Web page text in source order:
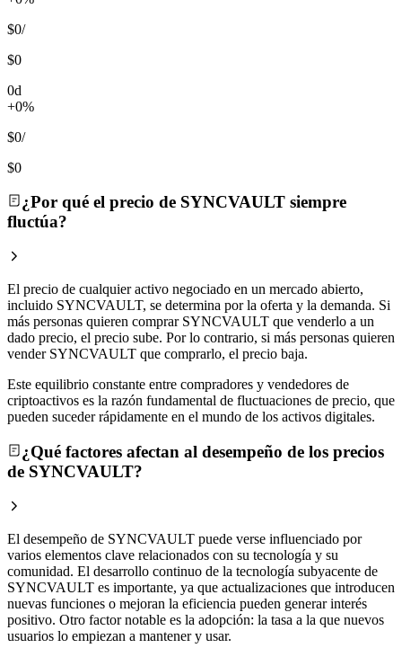
$0/
$0
0d
+0%
$0/
$0
¿Por qué el precio de SYNCVAULT siempre
fluctúa?
El precio de cualquier activo negociado en un mercado abierto,
incluido SYNCVAULT, se determina por la oferta y la demanda. Si
más personas quieren comprar SYNCVAULT que venderlo a un
dado precio, el precio sube. Por lo contrario, si más personas quieren
vender SYNCVAULT que comprarlo, el precio baja.
Este equilibrio constante entre compradores y vendedores de
criptoactivos es la razón fundamental de fluctuaciones de precio, que
pueden suceder rápidamente en el mundo de los activos digitales.
¿Qué factores afectan al desempeño de los precios
de SYNCVAULT?
El desempeño de SYNCVAULT puede verse influenciado por
varios elementos clave relacionados con su tecnología y su
comunidad. El desarrollo continuo de la tecnología subyacente de
SYNCVAULT es importante, ya que actualizaciones que introducen
nuevas funciones o mejoran la eficiencia pueden generar interés
positivo. Otro factor notable es la adopción: la tasa a la que nuevos
usuarios lo empiezan a mantener y usar.